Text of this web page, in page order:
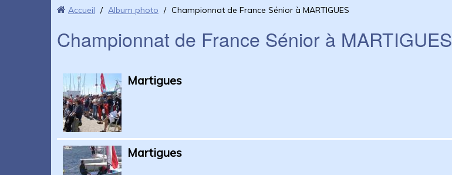
Accueil / Album photo / Championnat de France Sénior à MARTIGUES
Championnat de France Sénior à MARTIGUES
Martigues
Martigues